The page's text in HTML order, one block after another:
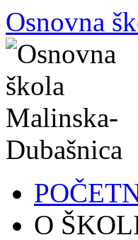
Skoči
do
sadržaja
Osnovna
O